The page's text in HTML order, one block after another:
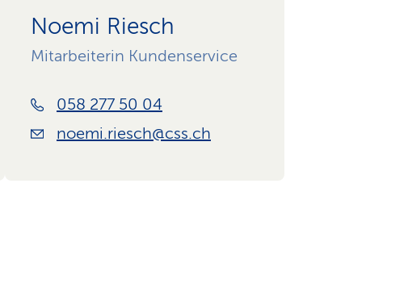
Noemi Riesch
Mitarbeiterin Kundenservice
058 277 50 04
noemi.riesch@css.ch